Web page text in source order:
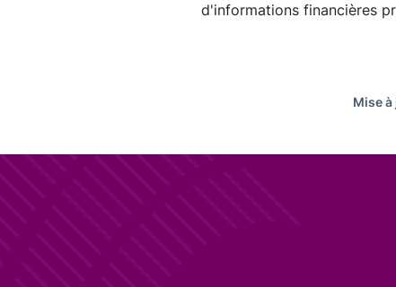
d'informations financières
Mise